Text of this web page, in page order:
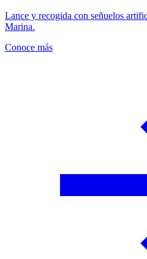
Lance y recogida con señuelos
Marina.
Conoce más